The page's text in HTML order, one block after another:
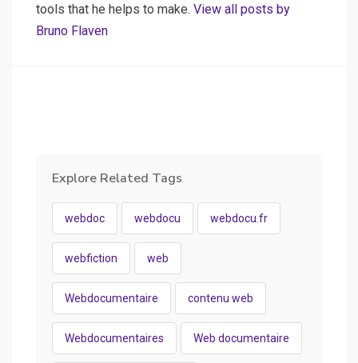
tools that he helps to make. View all posts by
Bruno Flaven
Explore Related Tags
webdoc webdocu webdocu.fr
webfiction web
Webdocumentaire contenu web
Webdocumentaires Web documentaire